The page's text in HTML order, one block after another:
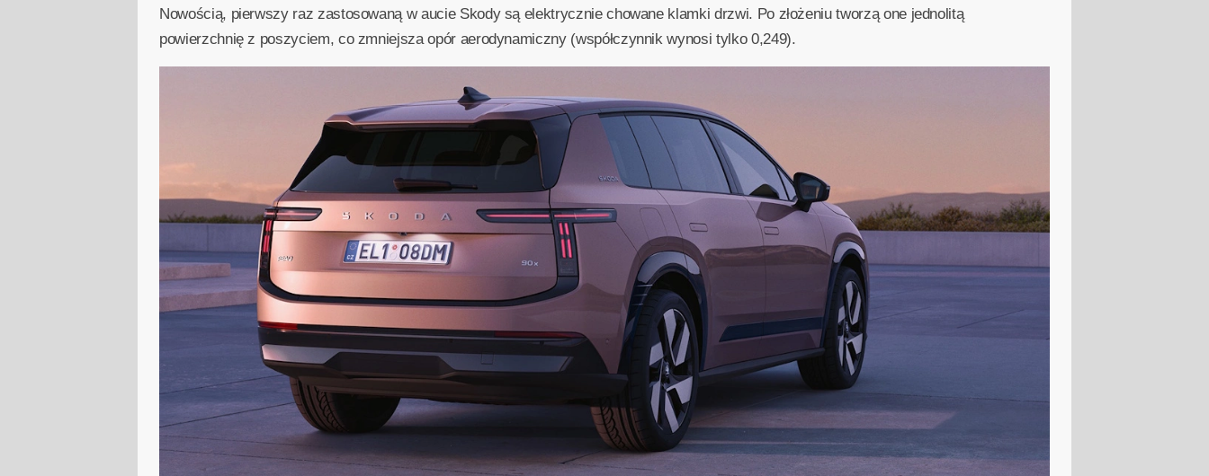
Nowością, pierwszy raz zastosowaną w aucie Skody są elektrycznie chowane klamki drzwi. Po złożeniu tworzą one jednolitą
powierzchnię z poszyciem, co zmniejsza opór aerodynamiczny (współczynnik wynosi tylko 0,249).